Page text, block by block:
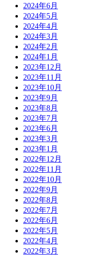
2024年6月
2024年5月
2024年4月
2024年3月
2024年2月
2024年1月
2023年12月
2023年11月
2023年10月
2023年9月
2023年8月
2023年7月
2023年6月
2023年3月
2023年1月
2022年12月
2022年11月
2022年10月
2022年9月
2022年8月
2022年7月
2022年6月
2022年5月
2022年4月
2022年3月